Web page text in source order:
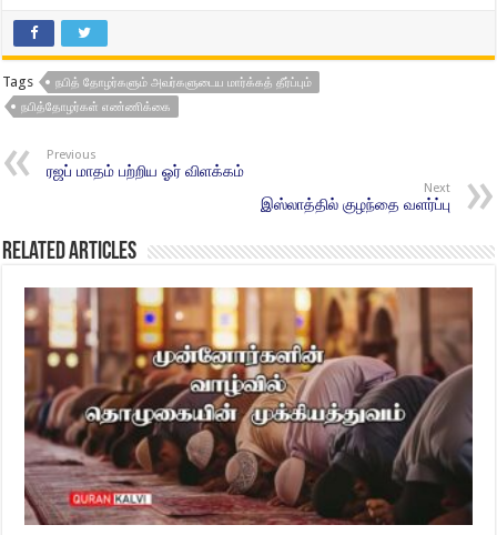
Tags
நபித் தோழர்களும் அவர்களுடைய மார்க்கத் தீர்ப்பும்
நபித்தோழர்கள் எண்ணிக்கை
Previous
ரஜப் மாதம் பற்றிய ஓர் விளக்கம்
Next
இஸ்லாத்தில் குழந்தை வளர்ப்பு
Related Articles